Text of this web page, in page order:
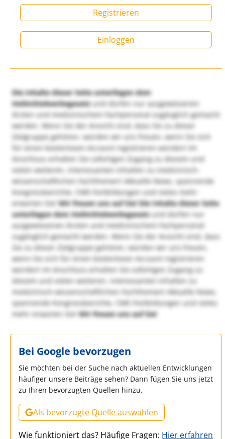
Registrieren
Einloggen
Die Inhalte dieser Seite unterliegen dem
Heilmittelwerbegesetzund dürfen nur ausgewiesenen
Ärzten und medizinischem Fachpersonal zugänglich gemacht
werden. Wenn Sie der Ansicht sind, dass Sie zu dieser
Zielgruppe gehören, würden wir uns freuen, wenn Sie sich
für einen kostenlosen Account registrieren würden! Im
Anschluss erhalten Sie sofortigen Zugang zu diesem und
vielen weiteren, interessanten Inhalten zu medizinisch-
wissenschaftlichen Fachthemen! Aktuelle News, spannende
Kongressberichte, CME-Fortbildungen und vieles mehr
erwarten Sie!Wir freuen uns auf Sie! Die Inhalte dieser Seite
unterliegen dem Heilmittelwerbegesetzund dürfen nur
ausgewiesenen Ärzten und medizinischem Fachpersonal
zugänglich gemacht werden. Wenn Sie der Ansicht sind, dass
Sie zu dieser Zielgruppe gehören, würden wir uns freuen,
wenn Sie sich für einen kostenlosen Account registrieren
würden! Im Anschluss erhalten Sie sofortigen Zugang zu
diesem und vielen weiteren, interessanten Inhalten zu
medizinisch-wissenschaftlichen Fachthemen! Aktuelle News,
spannende Kongressberichte, CME-Fortbildungen und vieles
mehr erwarten Sie!Wir freuen uns auf Sie!
Bei Google bevorzugen
Sie möchten bei der Suche nach aktuellen Entwicklungen
häufiger unsere Beiträge sehen? Dann fügen Sie uns jetzt
zu Ihren bevorzugten Quellen hinzu.
Als bevorzugte Quelle auswählen
Wie funktioniert das? Häufige Fragen: Hier erfahren